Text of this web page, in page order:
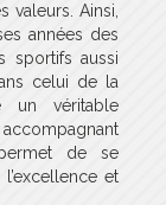
valeurs. Ainsi,
années des
sportifs aussi
celui de la
un véritable
de se
et